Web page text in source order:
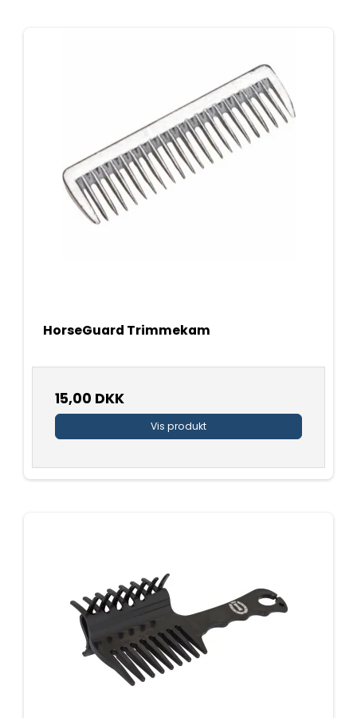
HorseGuard Trimmekam
15,00 DKK
Vis produkt